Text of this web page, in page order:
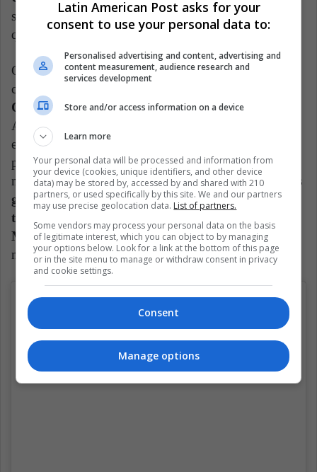
sido mucho más notoria y llena de reconocimientos
que la del defensor.
George, por una parte, ha defendido los colores de
cuatro clubes mexicanos:
Querétaro y Puebla, donde juega en la actualidad.
Además, en 2015 debutó con la Selección Nacional
en un amistoso. A su vez, Charlyn se estrenó como
profesional en Finlandia (2014), pero se hizo un
nombre al llegar a España y convertirse enuna de las
goleadoras del Levante durante cuatro
temporadas antes de aterrizar en el Atlético de
Madrid en 2019. Con El Tri llegó a jugar tres
mundiales sub-20 y dos con la Absoluta.
Latin American Post asks for your
consent to use your personal data to:
Personalised advertising and content, advertising and
content measurement, audience research and
services development
Store and/or access information on a device
Learn more
Your personal data will be processed and information from
your device (cookies, unique identifiers, and other device
data) may be stored by, accessed by and shared with 210
partners, or used specifically by this site. We and our partners
may use precise geolocation data. List of partners.
Some vendors may process your personal data on the basis
of legitimate interest, which you can object to by managing
your options below. Look for a link at the bottom of this page
or in the site menu to manage or withdraw consent in privacy
and cookie settings.
Consent
Manage options